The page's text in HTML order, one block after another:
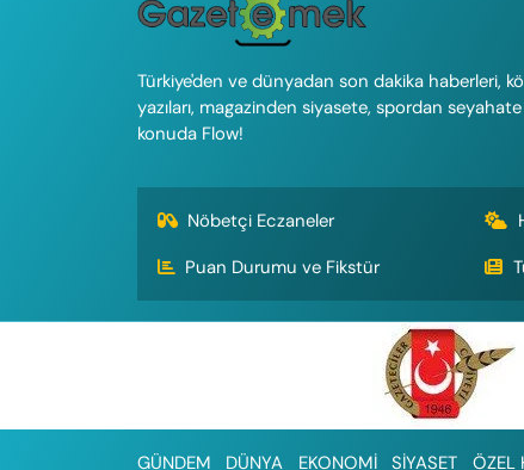
Türkiye'den ve dünyadan son dakika haberleri,
yazıları, magazinden siyasete, spordan
konuda Flow!
Nöbetçi Eczaneler
Puan Durumu ve Fikstür
GÜNDEM DÜNYA EKONOMİ SİYASET ÖZEL